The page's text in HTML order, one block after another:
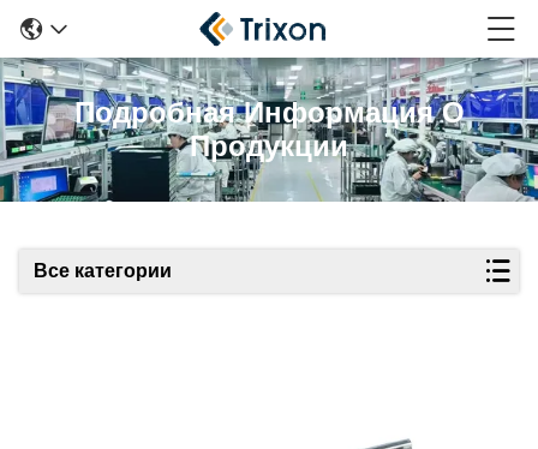
Подробная Информация О
Продукции
Все категории